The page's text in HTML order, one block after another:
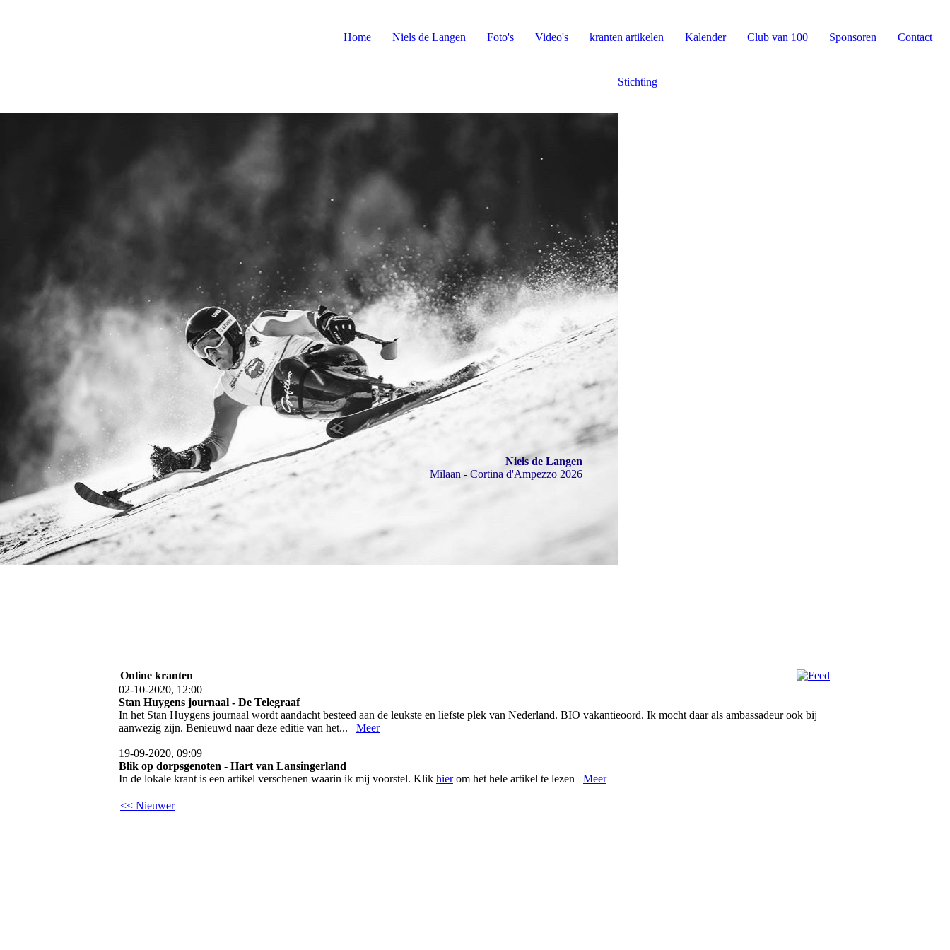
Home Niels de Langen Foto's Video's kranten artikelen Kalender Club van 100 Sponsoren Contact
Stichting
Niels de Langen
Milaan - Cortina d'Ampezzo 2026
Online kranten
02-10-2020, 12:00
Stan Huygens journaal - De Telegraaf
In het Stan Huygens journaal wordt aandacht besteed aan de leukste en liefste plek van Nederland. BIO vakantieoord. Ik mocht daar als ambassadeur ook bij
aanwezig zijn. Benieuwd naar deze editie van het... Meer
19-09-2020, 09:09
Blik op dorpsgenoten - Hart van Lansingerland
In de lokale krant is een artikel verschenen waarin ik mij voorstel. Klik hierom het hele artikel te lezen Meer
<< Nieuwer